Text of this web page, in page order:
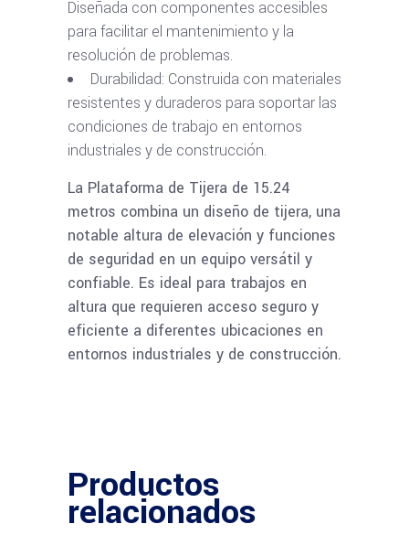
Diseñada con componentes accesibles
para facilitar el mantenimiento y la
resolución de problemas.
Durabilidad: Construida con materiales
resistentes y duraderos para soportar las
condiciones de trabajo en entornos
industriales y de construcción.
La Plataforma de Tijera de 15.24
metros combina un diseño de tijera, una
notable altura de elevación y funciones
de seguridad en un equipo versátil y
confiable. Es ideal para trabajos en
altura que requieren acceso seguro y
eficiente a diferentes ubicaciones en
entornos industriales y de construcción.
Productos
relacionados